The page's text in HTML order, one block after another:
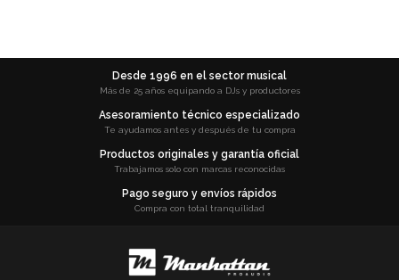
Desde 1996 en el sector musical
Más de 25 años equipando a DJs y productores
Asesoramiento técnico especializado
Te ayudamos antes y después de tu compra
Productos originales y garantía oficial
Trabajamos solo con marcas reconocidas
Pago seguro y envíos rápidos
Compra con total tranquilidad